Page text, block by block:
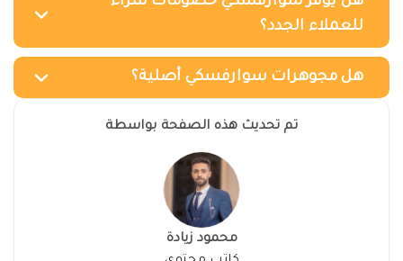
للعملاء الجدد؟
هل مجوهرات سوارفسكي أصلية؟
تم تحديث هذه الصفحة بواسطة
محمود زيادة